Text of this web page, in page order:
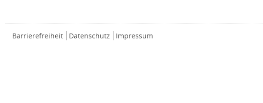
Barrierefreiheit Datenschutz Impressum